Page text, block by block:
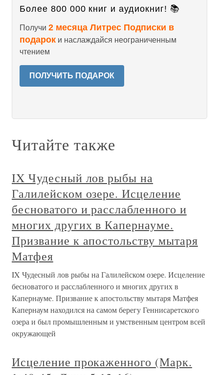
Более 800 000 книг и аудиокниг! 📚
Получи 2 месяца Литрес Подписки в
подарок и наслаждайся неограниченным
чтением
ПОЛУЧИТЬ ПОДАРОК
Читайте также
IX Чудесный лов рыбы на
Галилейском озере. Исцеление
бесноватого и расслабленного и
многих других в Капернауме.
Призвание к апостольству мытаря
Матфея
IX Чудесный лов рыбы на Галилейском озере. Исцеление
бесноватого и расслабленного и многих других в
Капернауме. Призвание к апостольству мытаря Матфея
Капернаум находился на самом берегу Геннисаретского
озера и был промышленным и умственным центром всей
окружающей
Исцеление прокаженного (Марк.